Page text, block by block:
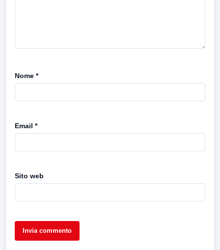
Nome *
Email *
Sito web